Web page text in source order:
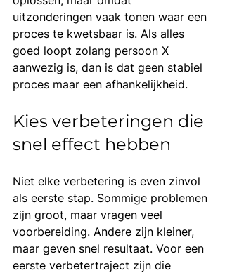
uitzonderingen vaak tonen waar een
proces te kwetsbaar is. Als alles
goed loopt zolang persoon X
aanwezig is, dan is dat geen stabiel
proces maar een afhankelijkheid.
Kies verbeteringen die
snel effect hebben
Niet elke verbetering is even zinvol
als eerste stap. Sommige problemen
zijn groot, maar vragen veel
voorbereiding. Andere zijn kleiner,
maar geven snel resultaat. Voor een
eerste verbetertraject zijn die